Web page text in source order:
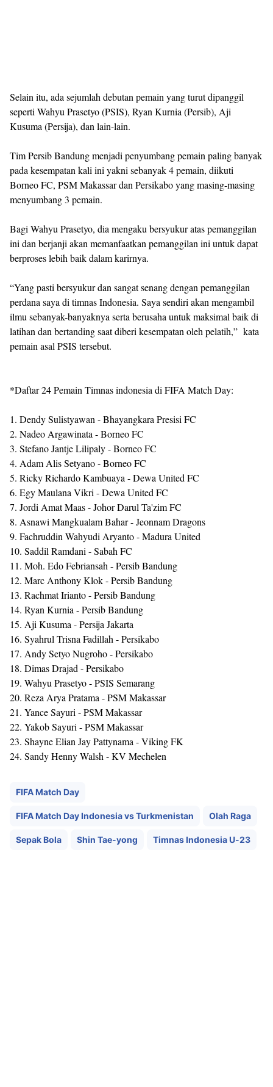
Selain itu, ada sejumlah debutan pemain yang turut dipanggil
seperti Wahyu Prasetyo (PSIS), Ryan Kurnia (Persib), Aji
Kusuma (Persija), dan lain-lain.
Tim Persib Bandung menjadi penyumbang pemain paling banyak
pada kesempatan kali ini yakni sebanyak 4 pemain, diikuti
Borneo FC, PSM Makassar dan Persikabo yang masing-masing
menyumbang 3 pemain.
Bagi Wahyu Prasetyo, dia mengaku bersyukur atas pemanggilan
ini dan berjanji akan memanfaatkan pemanggilan ini untuk dapat
berproses lebih baik dalam karirnya.
“Yang pasti bersyukur dan sangat senang dengan pemanggilan
perdana saya di timnas Indonesia. Saya sendiri akan mengambil
ilmu sebanyak-banyaknya serta berusaha untuk maksimal baik di
latihan dan bertanding saat diberi kesempatan oleh pelatih,” kata
pemain asal PSIS tersebut.
*Daftar 24 Pemain Timnas indonesia di FIFA Match Day:
1. Dendy Sulistyawan - Bhayangkara Presisi FC
2. Nadeo Argawinata - Borneo FC
3. Stefano Jantje Lilipaly - Borneo FC
4. Adam Alis Setyano - Borneo FC
5. Ricky Richardo Kambuaya - Dewa United FC
6. Egy Maulana Vikri - Dewa United FC
7. Jordi Amat Maas - Johor Darul Ta'zim FC
8. Asnawi Mangkualam Bahar - Jeonnam Dragons
9. Fachruddin Wahyudi Aryanto - Madura United
10. Saddil Ramdani - Sabah FC
11. Moh. Edo Febriansah - Persib Bandung
12. Marc Anthony Klok - Persib Bandung
13. Rachmat Irianto - Persib Bandung
14. Ryan Kurnia - Persib Bandung
15. Aji Kusuma - Persija Jakarta
16. Syahrul Trisna Fadillah - Persikabo
17. Andy Setyo Nugroho - Persikabo
18. Dimas Drajad - Persikabo
19. Wahyu Prasetyo - PSIS Semarang
20. Reza Arya Pratama - PSM Makassar
21. Yance Sayuri - PSM Makassar
22. Yakob Sayuri - PSM Makassar
23. Shayne Elian Jay Pattynama - Viking FK
24. Sandy Henny Walsh - KV Mechelen
FIFA Match Day
FIFA Match Day Indonesia vs Turkmenistan Olah Raga
Sepak Bola Shin Tae-yong Timnas Indonesia U-23